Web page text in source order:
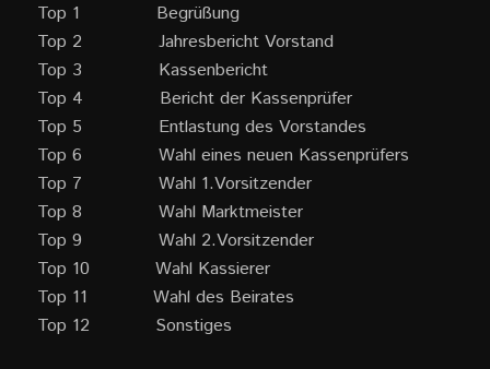
Top 1 Begrüßung
Top 2 Jahresbericht Vorstand
Top 3 Kassenbericht
Top 4 Bericht der Kassenprüfer
Top 5 Entlastung des Vorstandes
Top 6 Wahl eines neuen Kassenprüfers
Top 7 Wahl 1.Vorsitzender
Top 8 Wahl Marktmeister
Top 9 Wahl 2.Vorsitzender
Top 10 Wahl Kassierer
Top 11 Wahl des Beirates
Top 12 Sonstiges